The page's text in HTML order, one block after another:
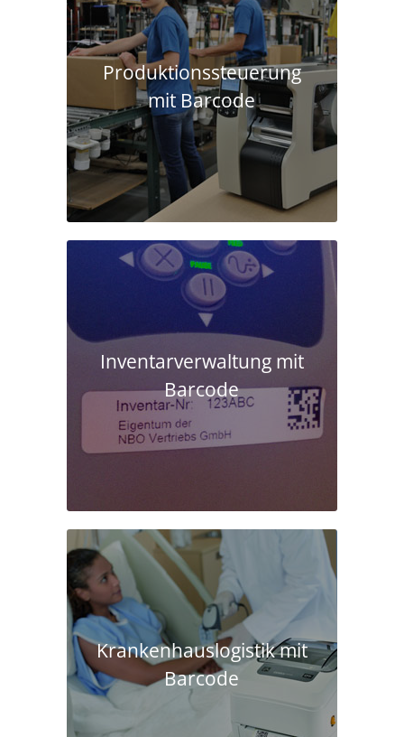
Produktions­steuerung
mit Barcode
Inventarverwaltung mit
Barcode
Krankenhaus­logistik mit
Barcode